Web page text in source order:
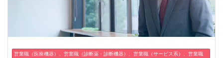
営業職（医療機器）、営業職（診断薬・診断機器）、営業職（サービス系）、営業職